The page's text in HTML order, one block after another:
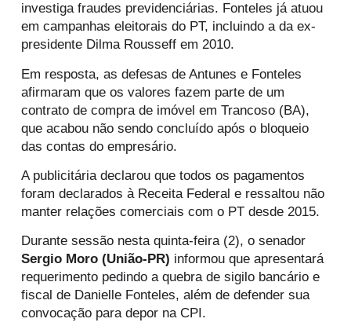
investiga fraudes previdenciárias. Fonteles já atuou
em campanhas eleitorais do PT, incluindo a da ex-
presidente Dilma Rousseff em 2010.
Em resposta, as defesas de Antunes e Fonteles
afirmaram que os valores fazem parte de um
contrato de compra de imóvel em Trancoso (BA),
que acabou não sendo concluído após o bloqueio
das contas do empresário.
A publicitária declarou que todos os pagamentos
foram declarados à Receita Federal e ressaltou não
manter relações comerciais com o PT desde 2015.
Durante sessão nesta quinta-feira (2), o senador
Sergio Moro (União-PR) informou que apresentará
requerimento pedindo a quebra de sigilo bancário e
fiscal de Danielle Fonteles, além de defender sua
convocação para depor na CPI.